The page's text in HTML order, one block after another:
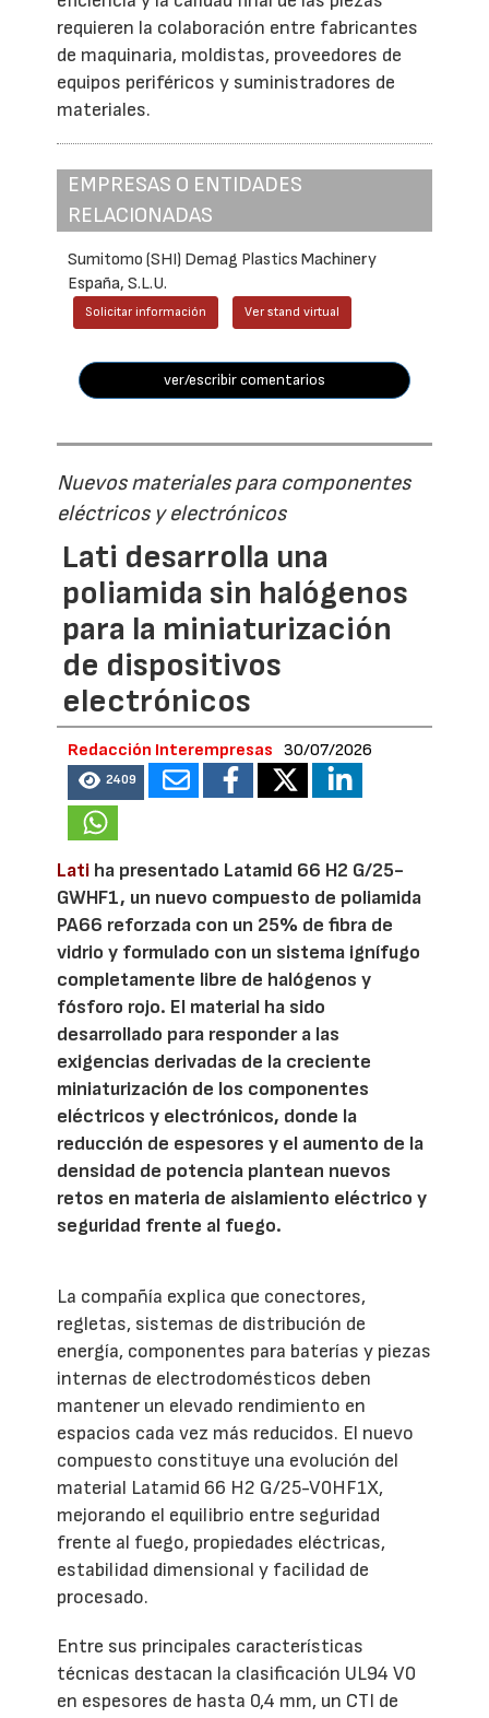
requieren la colaboración entre fabricantes
de maquinaria, moldistas, proveedores de
equipos periféricos y suministradores de
materiales.
EMPRESAS O ENTIDADES
RELACIONADAS
Sumitomo (SHI) Demag Plastics Machinery
España, S.L.U.
Solicitar información Ver stand virtual
ver/escribir comentarios
Nuevos materiales para componentes
eléctricos y electrónicos
Lati desarrolla una
poliamida sin halógenos
para la miniaturización
de dispositivos
electrónicos
Redacción Interempresas 30/07/2026
2409
Lati ha presentado Latamid 66 H2 G/25-
GWHF1, un nuevo compuesto de poliamida
PA66 reforzada con un 25% de fibra de
vidrio y formulado con un sistema ignífugo
completamente libre de halógenos y
fósforo rojo. El material ha sido
desarrollado para responder a las
exigencias derivadas de la creciente
miniaturización de los componentes
eléctricos y electrónicos, donde la
reducción de espesores y el aumento de la
densidad de potencia plantean nuevos
retos en materia de aislamiento eléctrico y
seguridad frente al fuego.
La compañía explica que conectores,
regletas, sistemas de distribución de
energía, componentes para baterías y piezas
internas de electrodomésticos deben
mantener un elevado rendimiento en
espacios cada vez más reducidos. El nuevo
compuesto constituye una evolución del
material Latamid 66 H2 G/25-V0HF1X,
mejorando el equilibrio entre seguridad
frente al fuego, propiedades eléctricas,
estabilidad dimensional y facilidad de
procesado.
Entre sus principales características
técnicas destacan la clasificación UL94 V0
en espesores de hasta 0,4 mm, un CTI de